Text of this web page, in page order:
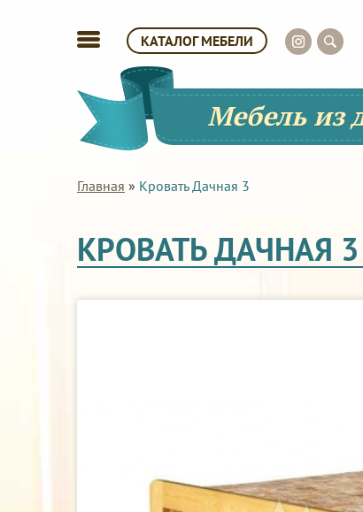
КАТАЛОГ МЕБЕЛИ
Мебель из
Главная » Кровать Дачная 3
КРОВАТЬ ДАЧНАЯ 3